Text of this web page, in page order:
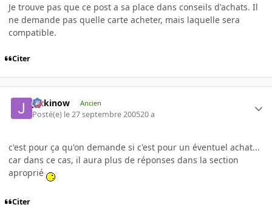
Je trouve pas que ce post a sa place dans conseils d'achats. Il
ne demande pas quelle carte acheter, mais laquelle sera
compatible.
Citer
jackinow Ancien
Posté(e) le 27 septembre 200520 a
c'est pour ça qu'on demande si c'est pour un éventuel achat...
car dans ce cas, il aura plus de réponses dans la section
aproprié
Citer